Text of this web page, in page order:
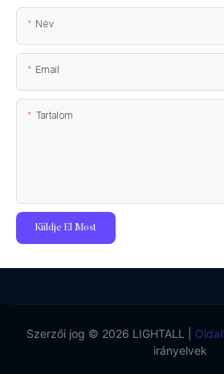
Név
Email
Tartalom
Küldje El Most
Szerzői jog © 2026 LIGHTALL |
irányelvek